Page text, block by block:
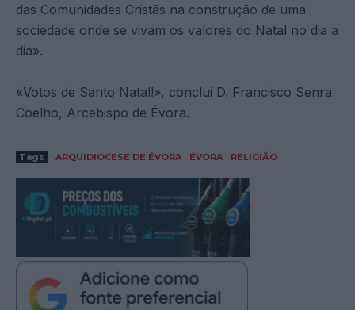
das Comunidades Cristãs na construção de uma
sociedade onde se vivam os valores do Natal no dia a
dia».
«Votos de Santo Natal!», conclui D. Francisco Senra
Coelho, Arcebispo de Évora.
Tags ARQUIDIOCESE DE ÉVORA ÉVORA RELIGIÃO